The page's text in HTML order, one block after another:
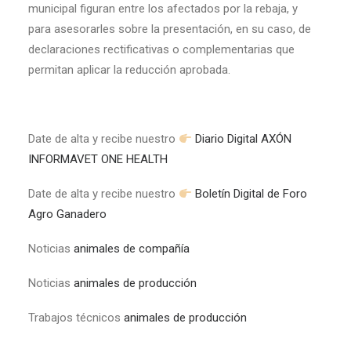
municipal figuran entre los afectados por la rebaja, y
para asesorarles sobre la presentación, en su caso, de
declaraciones rectificativas o complementarias que
permitan aplicar la reducción aprobada.
Date de alta y recibe nuestro
Diario Digital AXÓN
INFORMAVET ONE HEALTH
Date de alta y recibe nuestro
Boletín Digital de Foro
Agro Ganadero
Noticias animales de compañía
Noticias animales de producción
Trabajos técnicos animales de producción